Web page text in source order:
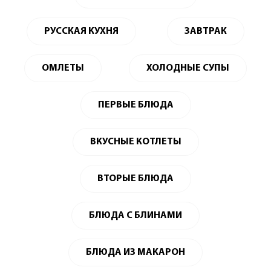
РУССКАЯ КУХНЯ ЗАВТРАК
ОМЛЕТЫ ХОЛОДНЫЕ СУПЫ
ПЕРВЫЕ БЛЮДА
ВКУСНЫЕ КОТЛЕТЫ
ВТОРЫЕ БЛЮДА
БЛЮДА С БЛИНАМИ
БЛЮДА ИЗ МАКАРОН